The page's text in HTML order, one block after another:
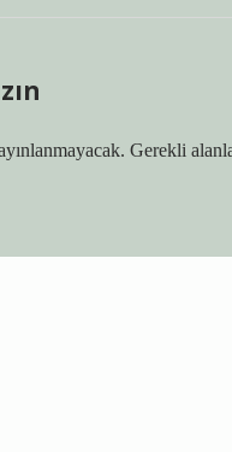
Gerekli